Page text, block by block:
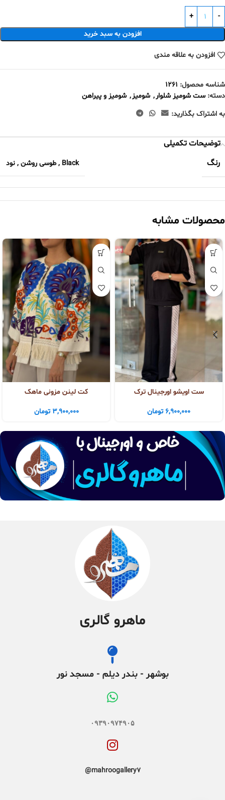
افزودن به سبد خرید
افزودن به علاقه مندی
شناسه محصول: 1261
دسته: ست شومیز شلوار, شومیز, شومیز و پیراهن
به اشتراک بگذارید:
توضیحات تکمیلی
رنگ
Black
,طوسی روشن , نود
محصولات مشابه
ست اویشو اورجینال ترک
6,900,000 تومان
کت لینن مزونی ماهک
3,900,000 تومان
ماهرو گالری
بوشهر - بندر دیلم - مسجد نور
۰۹۳۹۰۹۷۴۹۰۵
mahroogallery7@